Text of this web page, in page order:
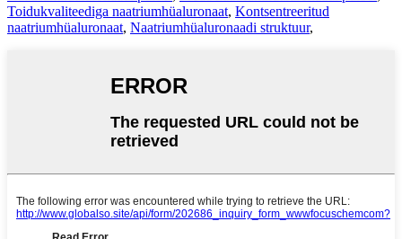
Toidukvaliteediga naatriumhüaluronaat, Kontsentreeritud
naatriumhüaluronaat, Naatriumhüaluronaadi struktuur,